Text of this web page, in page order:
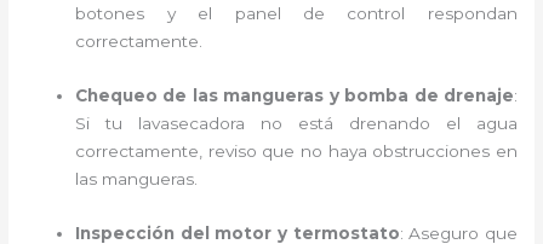
botones y el panel de control respondan
correctamente.
Chequeo de las mangueras y bomba de drenaje:
Si tu lavasecadora no está drenando el agua
correctamente, reviso que no haya obstrucciones en
las mangueras.
Inspección del motor y termostato: Aseguro que